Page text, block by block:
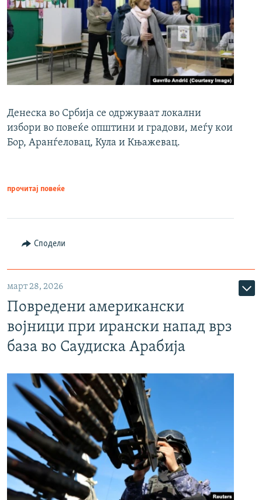
Денеска во Србија се одржуваат локални
избори во повеќе општини и градови, меѓу кои
Бор, Аранѓеловац, Кула и Књажевац.
прочитај повеќе
Сподели
март 28, 2026
Повредени американски
војници при ирански напад врз
база во Саудиска Арабија